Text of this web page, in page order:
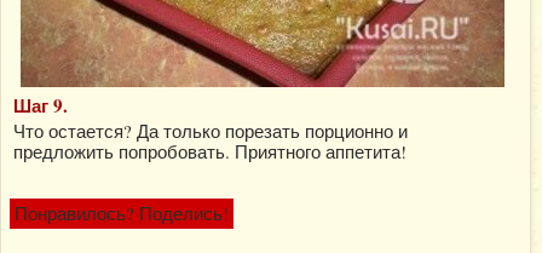
Шаг 9.
Что остается? Да только порезать порционно и
предложить попробовать. Приятного аппетита!
Понравилось? Поделись!